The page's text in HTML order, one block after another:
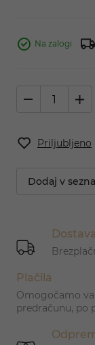
Na zalogi
Priljubljeno
Dodaj v
Dostava
Plačila
Omogočamo
predračunu, po